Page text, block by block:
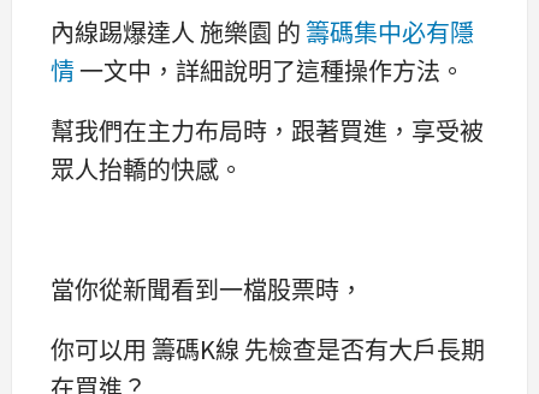
內線踢爆達人 施樂園 的 籌碼集中必有隱
情一文中，詳細說明了這種操作方法。
幫我們在主力布局時，跟著買進，享受被
眾人抬轎的快感。
當你從新聞看到一檔股票時，
你可以用 籌碼K線 先檢查是否有大戶長期